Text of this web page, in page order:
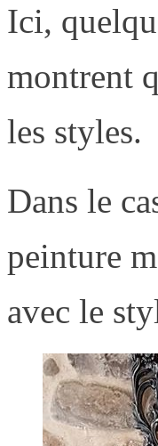
Ici,
montrent
les styles.
Dans le
peinture
avec le